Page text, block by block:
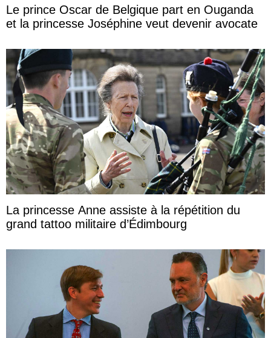
Le prince Oscar de Belgique part en Ouganda
et la princesse Joséphine veut devenir avocate
La princesse Anne assiste à la répétition du
grand tattoo militaire d’Édimbourg